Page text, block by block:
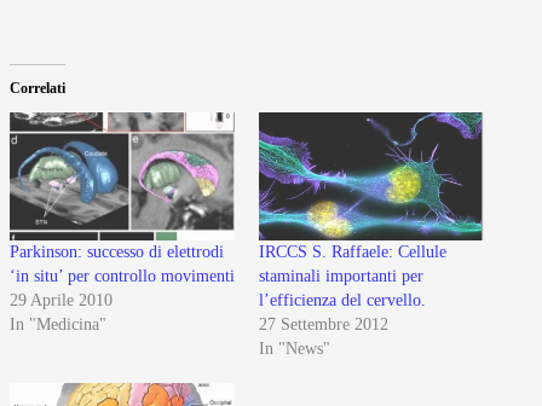
Correlati
Parkinson: successo di elettrodi
‘in situ’ per controllo movimenti
29 Aprile 2010
In "Medicina"
IRCCS S. Raffaele: Cellule
staminali importanti per
l’efficienza del cervello.
27 Settembre 2012
In "News"